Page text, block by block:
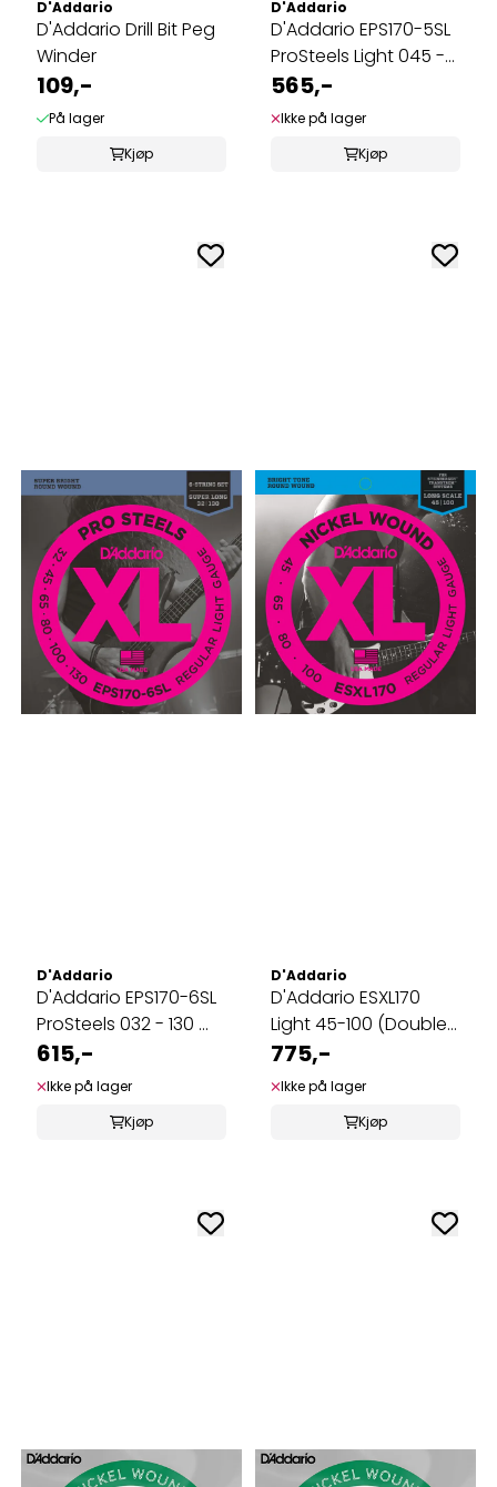
D'Addario
D'Addario Drill Bit Peg
Winder
109,-
På lager
Kjøp
D'Addario
D'Addario EPS170-5SL
ProSteels Light 045 -
130 ...
565,-
Ikke på lager
Kjøp
D'Addario
D'Addario EPS170-6SL
ProSteels 032 - 130 ...
615,-
Ikke på lager
Kjøp
D'Addario
D'Addario ESXL170
Light 45-100 (Double
Ball)
775,-
Ikke på lager
Kjøp